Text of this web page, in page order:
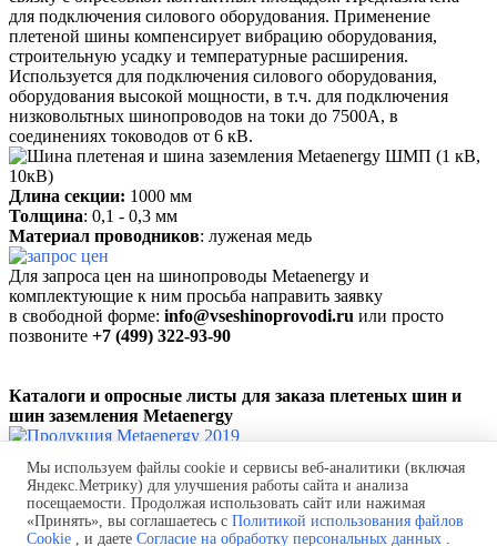
для подключения силового оборудования. Применение
плетеной шины компенсирует вибрацию оборудования,
строительную усадку и температурные расширения.
Используется для подключения силового оборудования,
оборудования высокой мощности, в т.ч. для подключения
низковольтных шинопроводов на токи до 7500А, в
соединениях тоководов от 6 кВ.
Длина секции: 1000 мм
Толщина: 0,1 - 0,3 мм
Материал проводников: луженая медь
Для запроса цен на шинопроводы Metaenergy и
комплектующие к ним просьба направить заявку
в свободной форме: info@vseshinoprovodi.ru или просто
позвоните +7 (499) 322-93-90
Каталоги и опросные листы для заказа плетеных шин и
шин заземления Metaenergy
Производство и поставка шинных мостов.
Проект бесплатно! Быстро и всрок!Монтаж "под ключ"!
Телефон:
+7 (843) 250-44-56
Мы используем файлы cookie и сервисы веб-аналитики (включая
Яндекс.Метрику) для улучшения работы сайта и анализа
посещаемости. Продолжая использовать сайт или нажимая
«Принять», вы соглашаетесь с Политикой использования файлов
Cookie , и даете Согласие на обработку персональных данных .